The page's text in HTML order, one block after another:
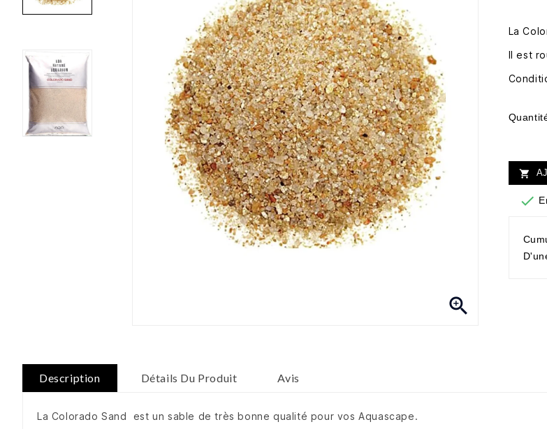

La
Il est


Description Détails Du Produit Avis
La Colorado Sand est un sable de très bonne qualité pour vos Aquascape.